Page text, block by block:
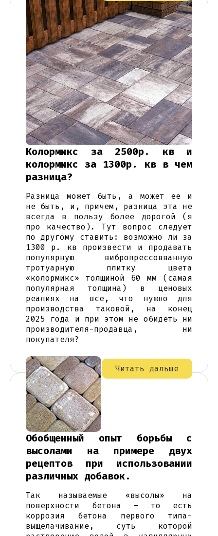
Колормикс за 2500р. кв и
колормикс за 1300р. кв в чем
разница?
Разница может быть, а может ее и
не быть, и, причем, разница эта не
всегда в пользу более дорогой (я
про качество). Тут вопрос следует
по другому ставить: возможно ли за
1300 р. кв произвести и продавать
популярную вибропрессовванную
тротуарную плитку цвета
«колормикс» толщиной 60 мм (самая
популярная толщина) в ценовых
реалиях на все, что нужно для
производства таковой, на конец
2025 года и при этом не обидеть ни
производителя-продавца, ни
покупателя?
Читать дальше
Обобщенный опыт борьбы с
высолами на примере двух
рецептов при использовании
различных добавок.
Так называемые «высолы» на
поверхности бетона – то есть
коррозия бетона первого типа-
выщелачивание, суть которой